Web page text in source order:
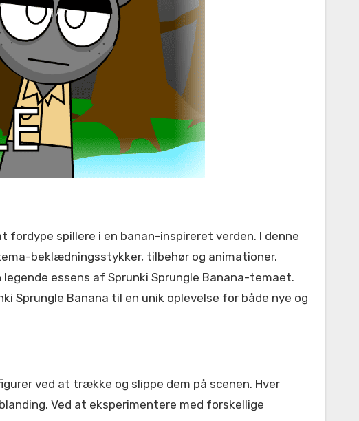
beklædningsstykker, tilbehør og animationer.
essens af Sprunki Sprungle Banana-temaet.
Sprungle Banana til en unik oplevelse for både nye og
ved at trække og slippe dem på scenen. Hver
Ved at eksperimentere med forskellige